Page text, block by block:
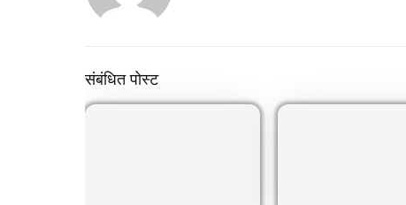
संबंधित पोस्ट